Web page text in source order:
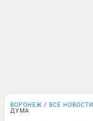
ВОРОНЕЖ ВСЕ НОВОСТИ
ДУМА